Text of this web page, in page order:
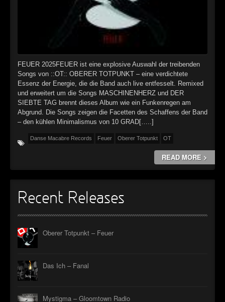
► Langfristig gesehen (sind wir alle tot)
Oberer Totpunkt
Blutmond
Oberer Totpunkt
Totentanz
► Teufels Lehrerin
Oberer Totpunkt
► Zeit verfliegt
Oberer Totpunkt
► Untergehen
Oberer Totpunkt
► Geisterfahrt
►
►
►
►
FEUER 2025FEUER ist eine explosive Auswahl der treibenden
Songs von ::OT:: OBERER TOTPUNKT – eine verdichtete
Essenz der Energie, die die Band auch live entfesselt. Remixed
und erweitert um die Songs MASCHINENHERZ und DER
SIEBTE TAG brennt dieses Album wie ein Funkenregen am
Abgrund. Die Songs zeigen die Facetten des Schaffens der Band
– den kühlen Minimalismus von 10 GRAD[…..]
Danse Macabre Records Feuer Oberer Totpunkt OT
READ MORE >
Recent Releases
Oberer Totpunkt – Feuer
Das Ich – Fanal
Mystigma – Gloomtown Radio